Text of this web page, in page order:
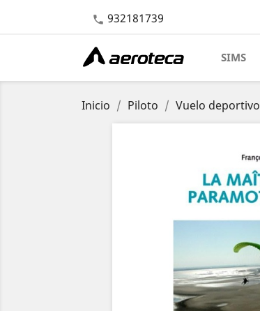
 932181739
SIMS
Inicio Piloto Vuelo deportivo